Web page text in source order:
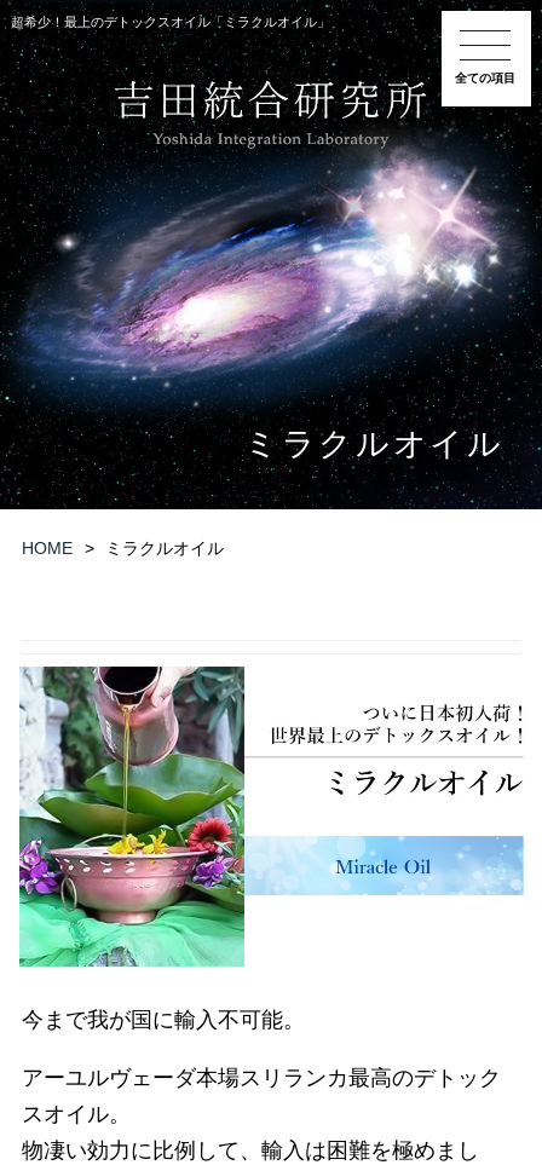
超希少！最上のデトックスオイル「ミラクルオイル」
ミラクルオイル
HOME ミラクルオイル
今まで我が国に輸入不可能。
アーユルヴェーダ本場スリランカ最高のデトック
スオイル。
物凄い効力に比例して、輸入は困難を極めまし
全ての項目